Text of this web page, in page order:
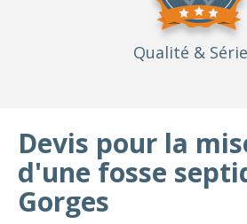
Qualité &
Devis pour la
d'une fosse
Gorges